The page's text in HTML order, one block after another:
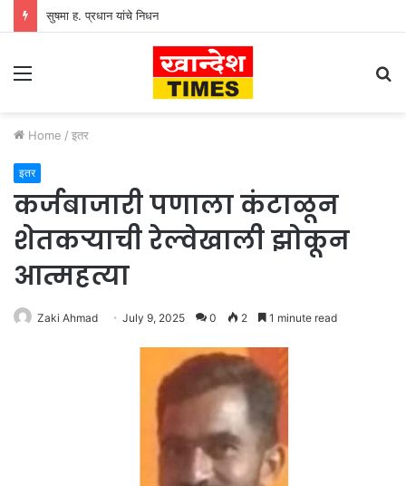
सुषमा ह. प्रधान यांचे निधन
Menu
Home / इतर
इतर
कर्जबाजारी पणाला कंटाळून
शेतकऱ्याची रेल्वेखाली झोकून
आत्महत्या
Zaki Ahmad July 9, 2025 0 2 1 minute read